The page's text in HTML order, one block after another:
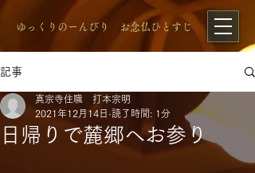
​ゆっくりのーんびり お念仏ひとすじ
記事
日帰りで麓郷へお参り
真宗寺住職 打本宗明
2021年12月14日 読了時間: 1分